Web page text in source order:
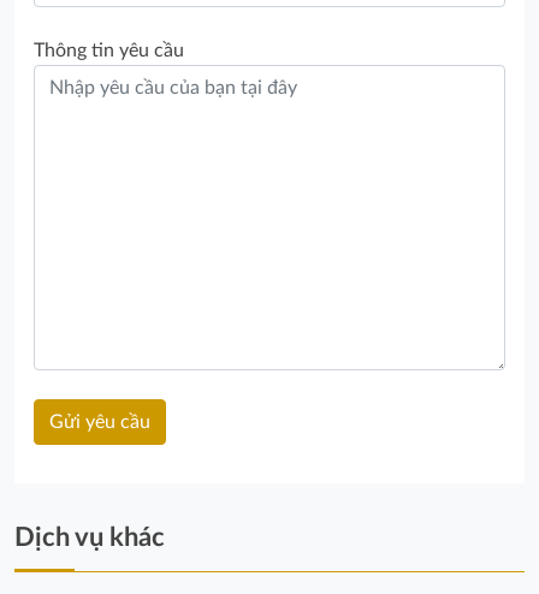
Thông tin yêu cầu
Dịch vụ khác